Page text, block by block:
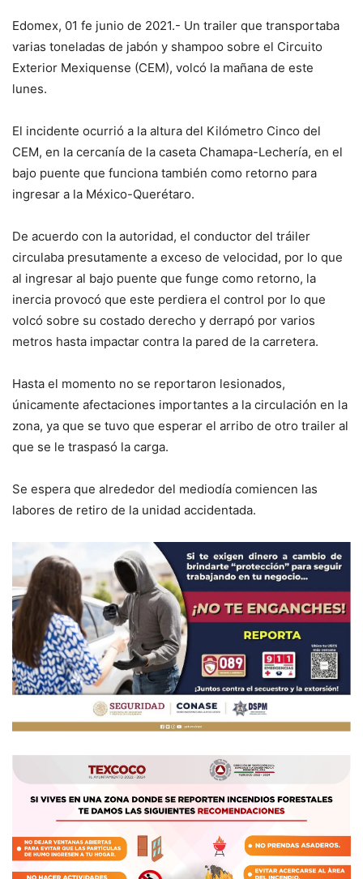
Edomex, 01 fe junio de 2021.- Un trailer que transportaba
varias toneladas de jabón y shampoo sobre el Circuito
Exterior Mexiquense (CEM), volcó la mañana de este
lunes.
El incidente ocurrió a la altura del Kilómetro Cinco del
CEM, en la cercanía de la caseta Chamapa-Lechería, en el
bajo puente que funciona también como retorno para
ingresar a la México-Querétaro.
De acuerdo con la autoridad, el conductor del tráiler
circulaba presutamente a exceso de velocidad, por lo que
al ingresar al bajo puente que funge como retorno, la
inercia provocó que este perdiera el control por lo que
volcó sobre su costado derecho y derrapó por varios
metros hasta impactar contra la pared de la carretera.
Hasta el momento no se reportaron lesionados,
únicamente afectaciones importantes a la circulación en la
zona, ya que se tuvo que esperar el arribo de otro trailer al
que se le traspasó la carga.
Se espera que alrededor del mediodía comiencen las
labores de retiro de la unidad accidentada.